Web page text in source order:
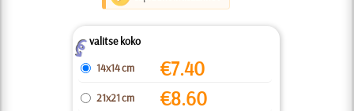
Zvalitse koko
14x14 cm
€7.40
21x21 cm €8.60